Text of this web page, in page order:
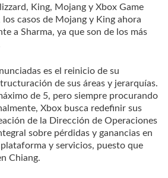
King, Mojang y Xbox Game
casos de Mojang y King ahora
a Sharma, ya que son de los más
es el reinicio de su
de sus áreas y jerarquías.
de 5, pero siempre procurando
Xbox busca redefinir sus
de la Dirección de Operaciones
sobre pérdidas y ganancias en
y servicios, puesto que
Chiang.